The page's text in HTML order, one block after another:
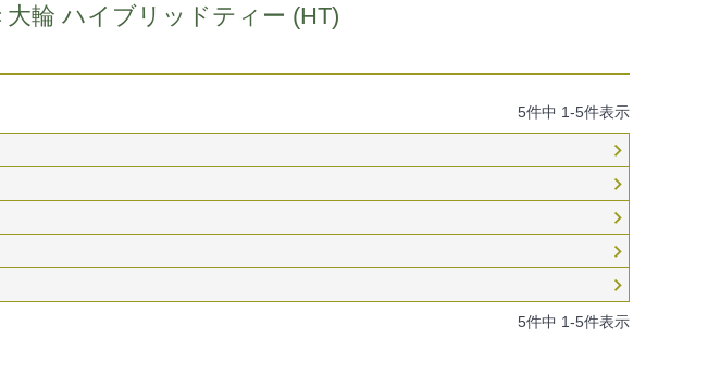
大輪 ハイブリッドティー (HT)
5件中 1-5件表示
5件中 1-5件表示